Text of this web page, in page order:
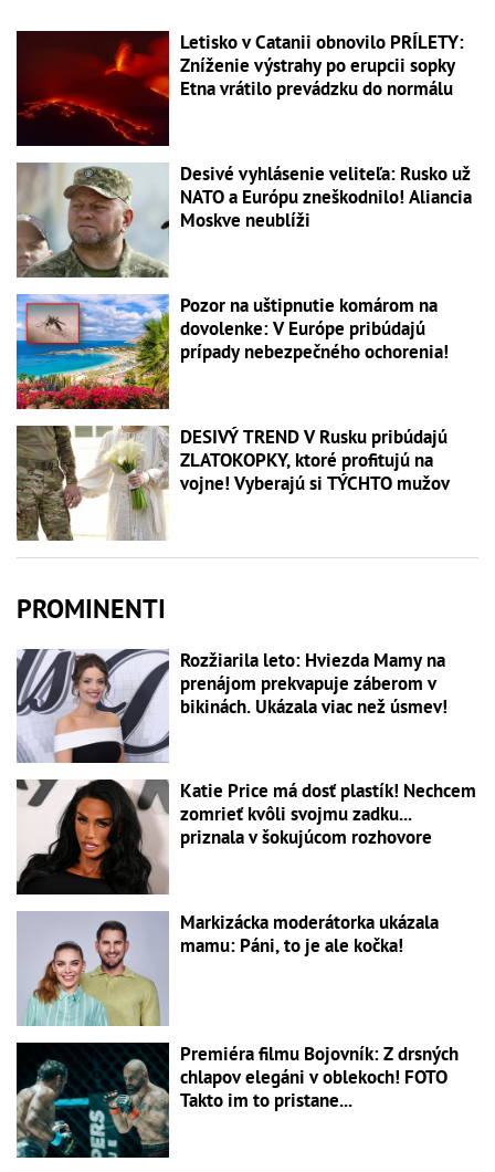
Letisko v Catanii obnovilo PRÍLETY:
Zníženie výstrahy po erupcii sopky
Etna vrátilo prevádzku do normálu
Desivé vyhlásenie veliteľa: Rusko už
NATO a Európu zneškodnilo! Aliancia
Moskve neublíži
Pozor na uštipnutie komárom na
dovolenke: V Európe pribúdajú
prípady nebezpečného ochorenia!
DESIVÝ TREND V Rusku pribúdajú
ZLATOKOPKY, ktoré profitujú na
vojne! Vyberajú si TÝCHTO mužov
PROMINENTI
Rozžiarila leto: Hviezda Mamy na
prenájom prekvapuje záberom v
bikinách. Ukázala viac než úsmev!
Katie Price má dosť plastík! Nechcem
zomrieť kvôli svojmu zadku...
priznala v šokujúcom rozhovore
Markizácka moderátorka ukázala
mamu: Páni, to je ale kočka!
Premiéra filmu Bojovník: Z drsných
chlapov elegáni v oblekoch! FOTO
Takto im to pristane...